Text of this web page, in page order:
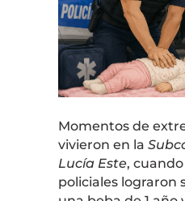
Momentos de
vivieron en la
Lucía Este,
policiales lograron